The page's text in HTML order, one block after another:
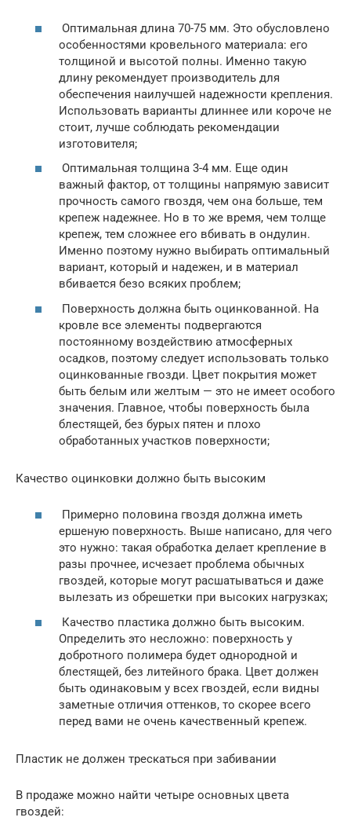
Оптимальная длина 70-75 мм. Это обусловлено
особенностями кровельного материала: его
толщиной и высотой полны. Именно такую
длину рекомендует производитель для
обеспечения наилучшей надежности крепления.
Использовать варианты длиннее или короче не
стоит, лучше соблюдать рекомендации
изготовителя;
Оптимальная толщина 3-4 мм. Еще один
важный фактор, от толщины напрямую зависит
прочность самого гвоздя, чем она больше, тем
крепеж надежнее. Но в то же время, чем толще
крепеж, тем сложнее его вбивать в ондулин.
Именно поэтому нужно выбирать оптимальный
вариант, который и надежен, и в материал
вбивается безо всяких проблем;
Поверхность должна быть оцинкованной. На
кровле все элементы подвергаются
постоянному воздействию атмосферных
осадков, поэтому следует использовать только
оцинкованные гвозди. Цвет покрытия может
быть белым или желтым — это не имеет особого
значения. Главное, чтобы поверхность была
блестящей, без бурых пятен и плохо
обработанных участков поверхности;
Качество оцинковки должно быть высоким
Примерно половина гвоздя должна иметь
ершеную поверхность. Выше написано, для чего
это нужно: такая обработка делает крепление в
разы прочнее, исчезает проблема обычных
гвоздей, которые могут расшатываться и даже
вылезать из обрешетки при высоких нагрузках;
Качество пластика должно быть высоким.
Определить это несложно: поверхность у
добротного полимера будет однородной и
блестящей, без литейного брака. Цвет должен
быть одинаковым у всех гвоздей, если видны
заметные отличия оттенков, то скорее всего
перед вами не очень качественный крепеж.
Пластик не должен трескаться при забивании
В продаже можно найти четыре основных цвета
гвоздей: